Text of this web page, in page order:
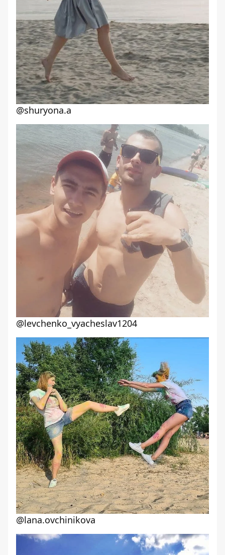
@shuryona.a
@levchenko_vyacheslav1204
@lana.ovchinikova